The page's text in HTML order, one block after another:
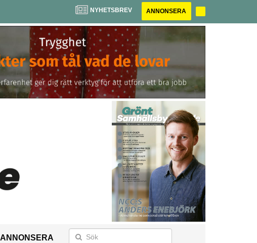
NYHETSBREV ANNONSERA
ANNONSERA